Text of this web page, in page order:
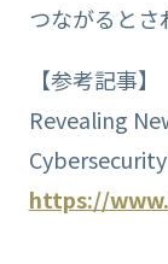
つながるとさ
【参考記事】
Revealing
https://